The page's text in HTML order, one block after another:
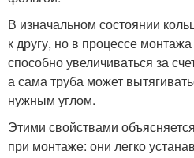
В изначальном состоянии
к другу, но в процессе
способно увеличиваться за
а сама труба может
нужным углом.
Этими свойствами
при монтаже: они легко